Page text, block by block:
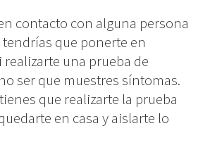
contacto con alguna persona
tendrías que ponerte en
una prueba de
ser que muestres síntomas.
que realizarte la prueba
en casa y aislarte lo